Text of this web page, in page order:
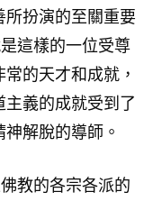
扮演的至關重要
這樣的一位受尊
的天才和成就，
義的成就受到了
解脫的導師。
教的各宗各派的